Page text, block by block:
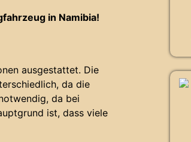
in Namibia!
ausgestattet. Die
da die
da bei
ist, dass viele